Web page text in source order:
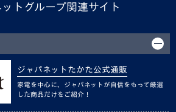
トグループ関連サイト
ジャパネットたかた公式通販
家電を中心に、ジャパネットが自信をもって厳選
した商品だけをご紹介！